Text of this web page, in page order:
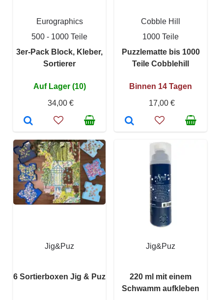
Eurographics
500 - 1000 Teile
3er-Pack Block, Kleber,
Sortierer
Auf Lager (10)
34,00 €
Cobble Hill
1000 Teile
Puzzlematte bis 1000
Teile Cobblehill
Binnen 14 Tagen
17,00 €
Jig&Puz
6 Sortierboxen Jig & Puz
Jig&Puz
220 ml mit einem
Schwamm aufkleben